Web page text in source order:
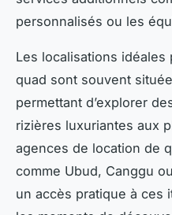
personnalisés ou les
Les localisations idéales
quad sont souvent
permettant d’explorer
rizières luxuriantes aux
agences de location de
comme Ubud, Canggu
un accès pratique à ces